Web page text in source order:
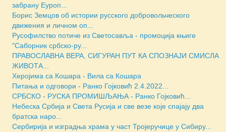
забрану Еуроп...
Борис Земцов об истории русского добровольческого
движения и личном оп...
Русофилство потиче из Светосавља - промоција књиге
"Саборник србско-ру...
ПРАВОСЛАВНА ВЕРА, СИГУРАН ПУТ КА СПОЗНАЈИ СМИСЛА
ЖИВОТА...
Херојима са Кошара - Вила са Кошара
Питања и одговори - Ранко Гојковић 2.4.2022...
СРБСКО - РУСКА ПРОМИШЉАЊА - Ранко Гојковић...
Небеска Србија и Света Русија и све везе које спајају два
братска наро...
Сербирија и изградња храма у част Тројеручице у Сибиру...